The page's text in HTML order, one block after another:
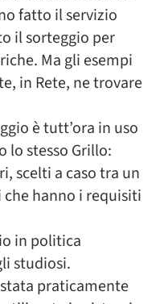
fatto il servizio
il sorteggio per
Ma gli esempi
in Rete, ne trovare
è tutt’ora in uso
lo stesso Grillo:
scelti a caso tra un
hanno i requisiti
in politica
studiosi.
praticamente